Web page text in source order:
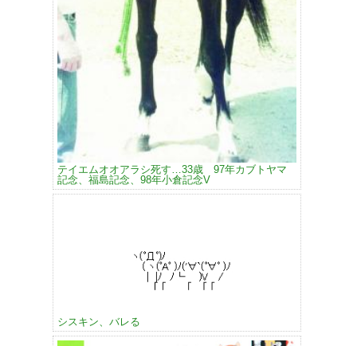
テイエムオオアラシ死す…33歳 97年カブトヤマ
記念、福島記念、98年小倉記念V
シスキン、バレる